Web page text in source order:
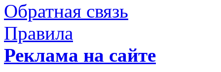
Обратная связь
Правила
Реклама на сайте